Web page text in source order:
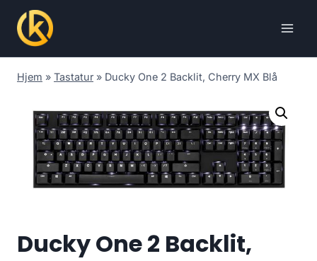
content
Hjem » Tastatur » Ducky One 2 Backlit, Cherry MX Blå
Ducky One 2 Backlit,